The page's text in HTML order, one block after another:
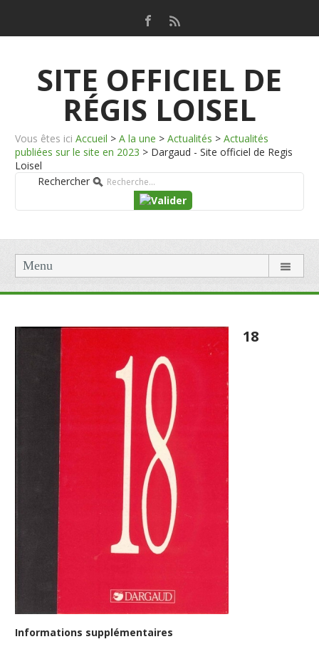
SITE OFFICIEL DE
RÉGIS LOISEL
Vous êtes ici Accueil > A la une > Actualités > Actualités
publiées sur le site en 2023 > Dargaud - Site officiel de Regis
Loisel
Rechercher
Menu
18
Informations supplémentaires